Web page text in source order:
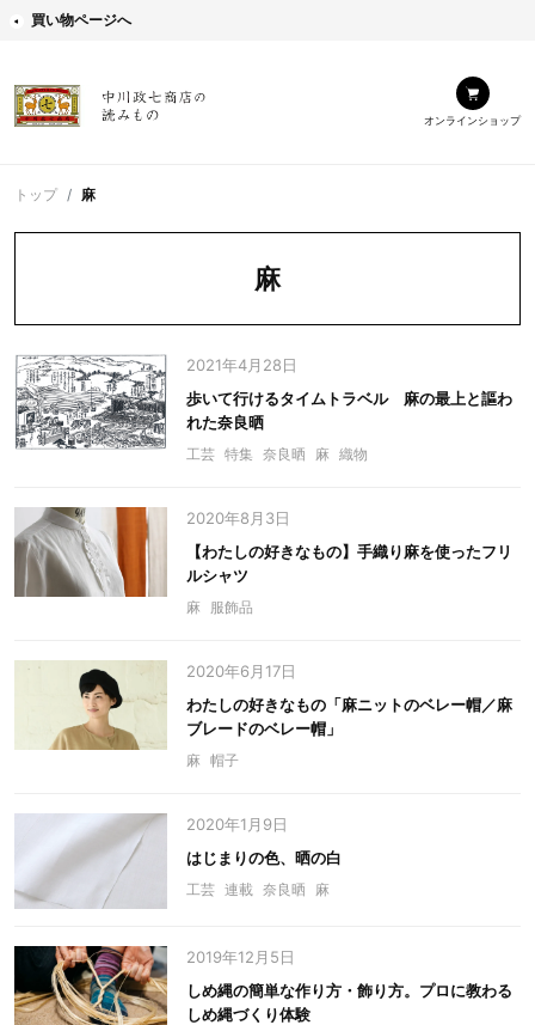
買い物ページへ
オンラインショップ
トップ 麻
麻
2021年4月28日
歩いて行けるタイムトラベル 麻の最上と謳わ
れた奈良晒
工芸 特集 奈良晒 麻 織物
2020年8月3日
【わたしの好きなもの】手織り麻を使ったフリ
ルシャツ
麻 服飾品
2020年6月17日
わたしの好きなもの「麻ニットのベレー帽／麻
ブレードのベレー帽」
麻 帽子
2020年1月9日
はじまりの色、晒の白
工芸 連載 奈良晒 麻
2019年12月5日
しめ縄の簡単な作り方・飾り方。プロに教わる
しめ縄づくり体験